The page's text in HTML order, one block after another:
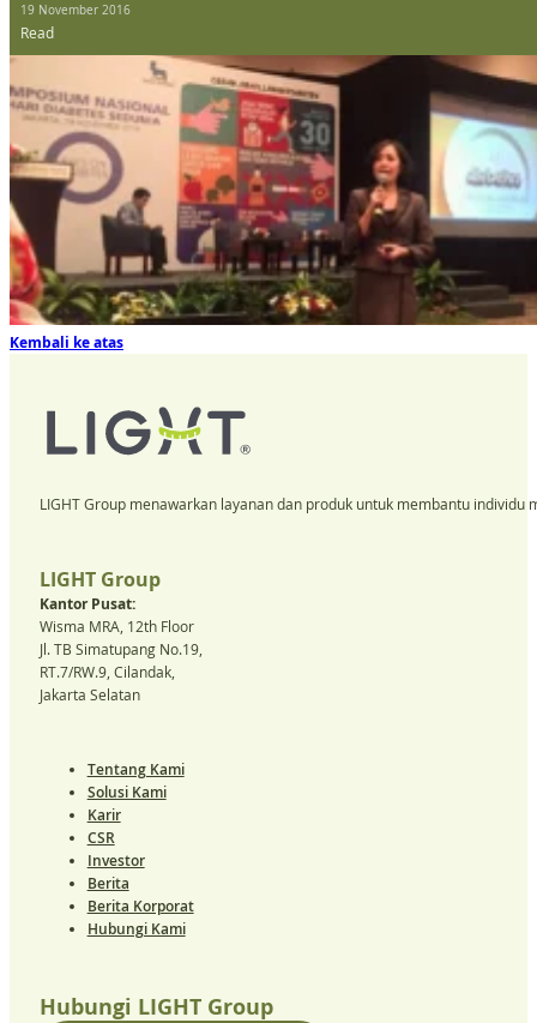
19 November 2016
Read
Kembali ke atas
LIGHT Group menawarkan layanan dan produk untuk membantu
LIGHT Group
Kantor Pusat:
Wisma MRA, 12th Floor
Jl. TB Simatupang No.19,
RT.7/RW.9, Cilandak,
Jakarta Selatan
Tentang Kami
Solusi Kami
Karir
CSR
Investor
Berita
Berita Korporat
Hubungi Kami
Hubungi LIGHT Group